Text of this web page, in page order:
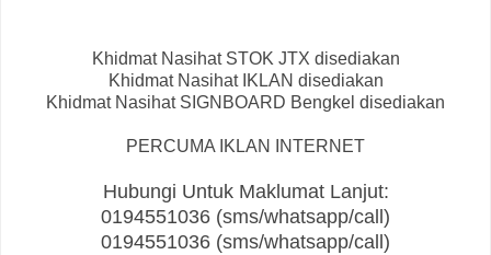
Khidmat Nasihat STOK JTX disediakan
Khidmat Nasihat IKLAN disediakan
Khidmat Nasihat SIGNBOARD Bengkel disediakan
PERCUMA IKLAN INTERNET
Hubungi Untuk Maklumat Lanjut:
0194551036 (sms/whatsapp/call)
0194551036 (sms/whatsapp/call)